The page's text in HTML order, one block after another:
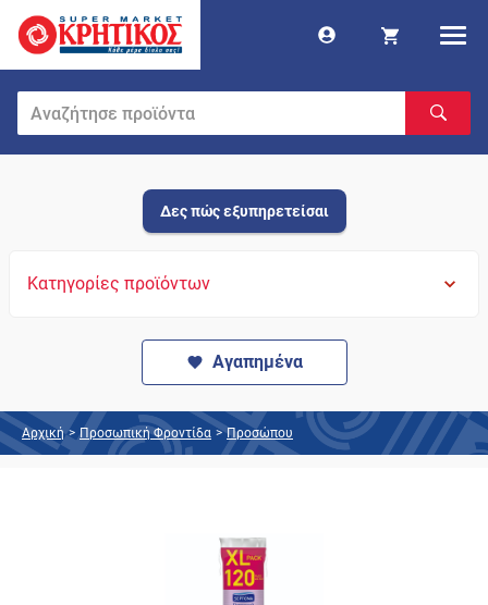
Δες πώς εξυπηρετείσαι
Κατηγορίες προϊόντων
Αγαπημένα
Αρχική > Προσωπική Φροντίδα > Προσώπου